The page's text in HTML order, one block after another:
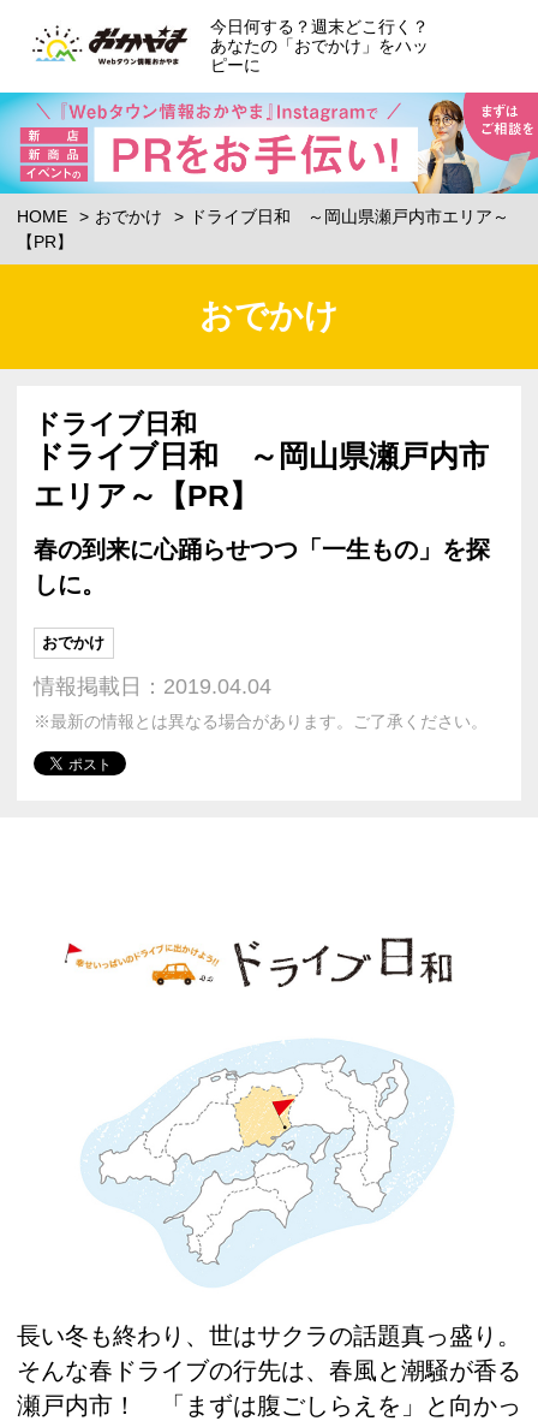
今日何する？週末どこ行く？
あなたの「おでかけ」をハッ
ピーに
HOME おでかけ
ドライブ日和 ～岡山県瀬戸内市エリア～
【PR】
おでかけ
ドライブ日和
ドライブ日和 ～岡山県瀬戸内市
エリア～【PR】
春の到来に心踊らせつつ「一生もの」を探
しに。
おでかけ
情報掲載日：2019.04.04
※最新の情報とは異なる場合があります。ご了承ください。
長い冬も終わり、世はサクラの話題真っ盛り。
そんな春ドライブの行先は、春風と潮騒が香る
瀬戸内市！ 「まずは腹ごしらえを」と向かっ